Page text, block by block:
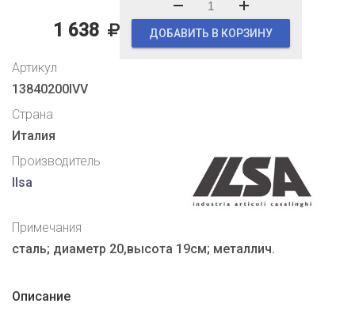
1 638 ДОБАВИТЬ В КОРЗИНУ
Артикул
13840200IVV
Страна
Италия
Производитель
Ilsa
Примечания
сталь; диаметр 20,высота 19см; металлич.
Описание